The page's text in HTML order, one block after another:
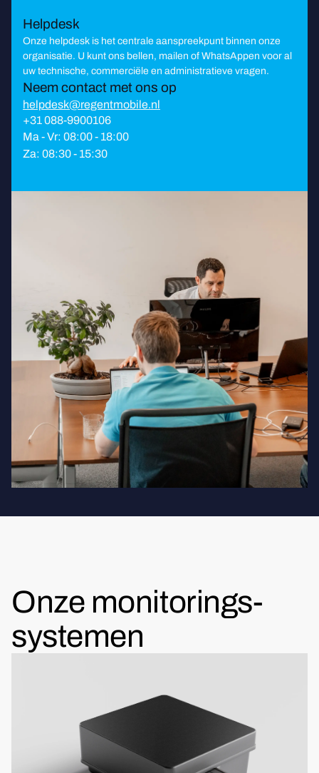
Helpdesk
Onze helpdesk is het centrale aanspreekpunt binnen onze
organisatie. U kunt ons bellen, mailen of WhatsAppen voor al
uw technische, commerciële en administratieve vragen.
Neem contact met ons op
helpdesk@regentmobile.nl
+31 088-9900106
Ma - Vr: 08:00 - 18:00
Za: 08:30 - 15:30
Onze monitorings-
systemen